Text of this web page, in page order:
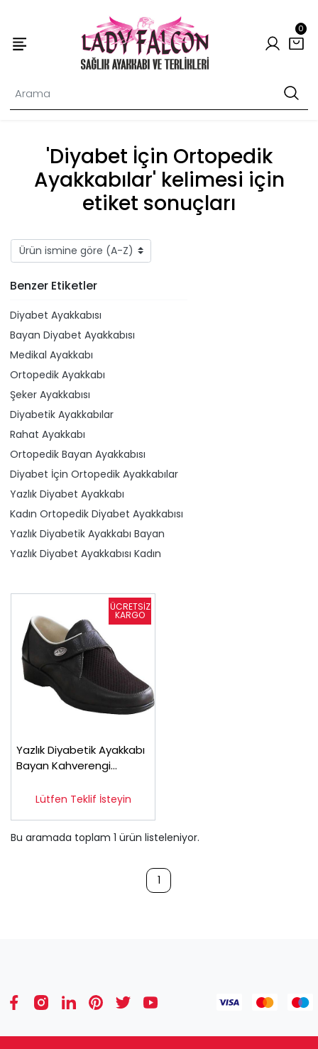
0
'Diyabet İçin Ortopedik
Ayakkabılar' kelimesi için
etiket sonuçları
Benzer Etiketler
Diyabet Ayakkabısı
Bayan Diyabet Ayakkabısı
Medikal Ayakkabı
Ortopedik Ayakkabı
Şeker Ayakkabısı
Diyabetik Ayakkabılar
Rahat Ayakkabı
Ortopedik Bayan Ayakkabısı
Diyabet İçin Ortopedik Ayakkabılar
Yazlık Diyabet Ayakkabı
Kadın Ortopedik Diyabet Ayakkabısı
Yazlık Diyabetik Ayakkabı Bayan
Yazlık Diyabet Ayakkabısı Kadın
Yazlık Diyabetik Ayakkabı
Bayan Kahverengi
Lütfen Teklif İsteyin
Bu aramada toplam 1 ürün listeleniyor.
1